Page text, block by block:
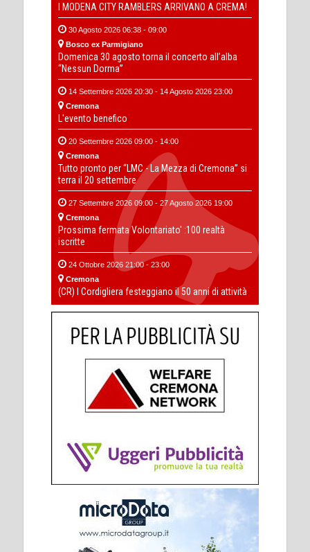
I MODENA CITY RAMBLERS ARRIVANO A CREMA!
30 Agosto 2026 06:38 - 09:00
Bosco ex Parmigiano
Domenica 30 agosto torna il concerto all’alba
“Nessun Dorma”
14 Settembre 2026 20:30 - 14 Agosto 2026 23:00
Cremona
L'evento benefico
20 Settembre 2026 09:00 - 14:00
Cremona
Tutto pronto per “LMC - La Mezza di Cremona” si
terra il 20 settembre
27 Settembre 2026 09:00 - 27 Agosto 2026 19:00
Cremona
Prossima fermata Volontariato' :100 realtà
iscritte
24 Ottobre 2026 21:00 - 23:00
Cremona
(CR) I Cordigliera festeggiano il 50 anni di attività